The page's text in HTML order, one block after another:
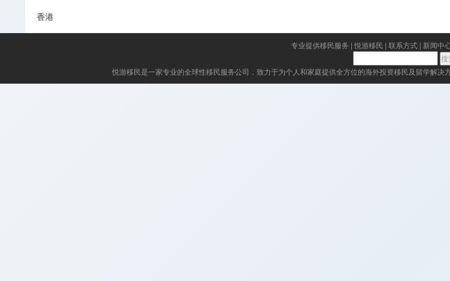
香港
专业提供移民服务 | 悦游移民 | 联系方式 | 新闻中
悦游移民是一家专业的全球性移民服务公司，致力于为个人和家庭提供全方位的海外投资移民及留学解决